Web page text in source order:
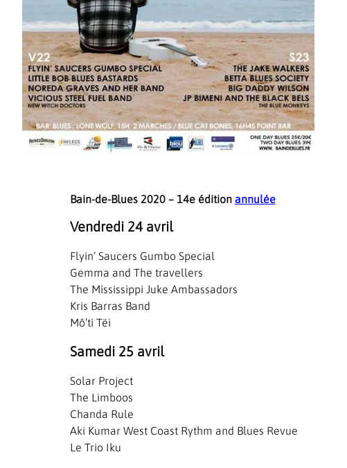
Bain-de-Blues 2020 – 14e édition annulée
Vendredi 24 avril
Flyin’ Saucers Gumbo Special
Gemma and The travellers
The Mississippi Juke Ambassadors
Kris Barras Band
Mô’ti Tëi
Samedi 25 avril
Solar Project
The Limboos
Chanda Rule
Aki Kumar West Coast Rythm and Blues Revue
Le Trio Iku